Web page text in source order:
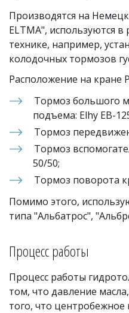
Производятся на
ELTMA", используются в
технике, например,
колодочных тормозов
Расположение на кране
Тормоз большого
подъема: Elhy EB-
Тормоз
Тормоз
50/50;
Тормоз поворота
Помимо этого,
типа "Альбатрос",
Процесс работы
Процесс работы
том, что давление
того, что центробежное